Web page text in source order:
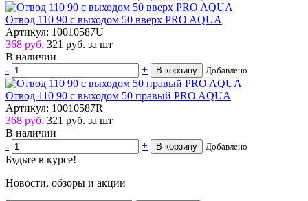
Отвод 110 90 с выходом 50 вверх PRO AQUA
Артикул: 10010587U
368 руб.321 руб. за шт
В наличии
-
+ В корзину Добавлено
Отвод 110 90 с выходом 50 правый PRO AQUA
Артикул: 10010587R
368 руб.321 руб. за шт
В наличии
-
+ В корзину Добавлено
Будьте в курсе!
Новости, обзоры и акции